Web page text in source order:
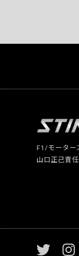
F1/モーター
山口正己責